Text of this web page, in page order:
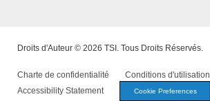
Droits d'Auteur © 2026 TSI. Tous Droits Réservés.
Charte de confidentialité Conditions d'utilisation
Accessibility Statement
Cookie Preferences